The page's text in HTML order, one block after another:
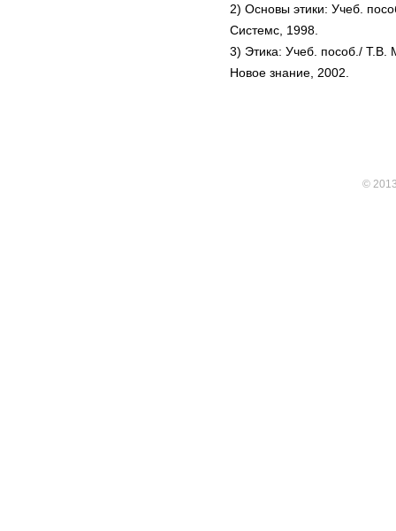
2) Основы этики: Учеб.
Системс, 1998.
3) Этика: Учеб. пособ./
Новое знание, 2002.
©